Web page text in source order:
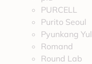
PURCELL
Purito Seoul
Pyunkang Yul
Romand
Round Lab